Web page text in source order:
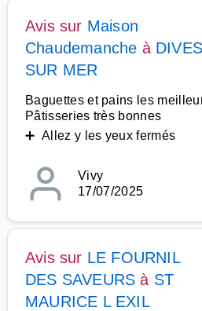
Avis sur Maison
Chaudemanche à DIVES
SUR MER
Baguettes et pains les
Pâtisseries très bonnes
➕ Allez y les yeux fermés
Vivy
17/07/2025
Avis sur LE FOURNIL
DES SAVEURS à ST
MAURICE L EXIL